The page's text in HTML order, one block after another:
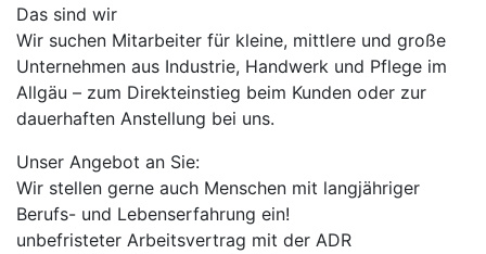
Das sind wir
Wir suchen Mitarbeiter für kleine, mittlere und große
Unternehmen aus Industrie, Handwerk und Pflege im
Allgäu – zum Direkteinstieg beim Kunden oder zur
dauerhaften Anstellung bei uns.
Unser Angebot an Sie:
Wir stellen gerne auch Menschen mit langjähriger
Berufs- und Lebenserfahrung ein!
unbefristeter Arbeitsvertrag mit der ADR